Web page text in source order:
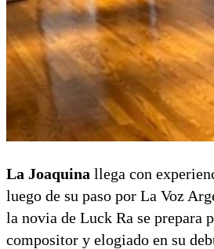
La Joaquina llega con
luego de su paso por La Voz
la novia de Luck Ra se prepara
compositor y elogiado en su